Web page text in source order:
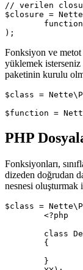
// verilen
$closure =
Fonksiyon ve metot
yüklemek
paketinin kurulu
$class =
PHP
Fonksiyonları,
dizeden doğrudan
nesnesi oluşturmak
$class =